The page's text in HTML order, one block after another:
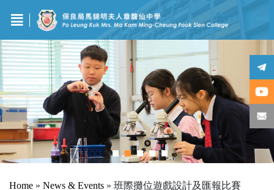
Home » News & Events » 班際攤位遊戲設計及匯報比賽